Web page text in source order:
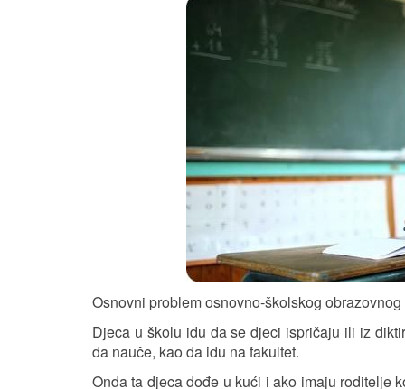
Osnovni problem osnovno-školskog
Djeca u školu idu da se djeci ispričaju ili iz
da nauče, kao da idu na fakultet.
Onda ta djeca dođe u kući i ako imaju roditelje